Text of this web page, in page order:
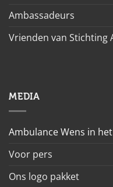
Ambassadeurs
Vrienden van Stichting
MEDIA
Ambulance Wens in
Voor pers
Ons logo pakket